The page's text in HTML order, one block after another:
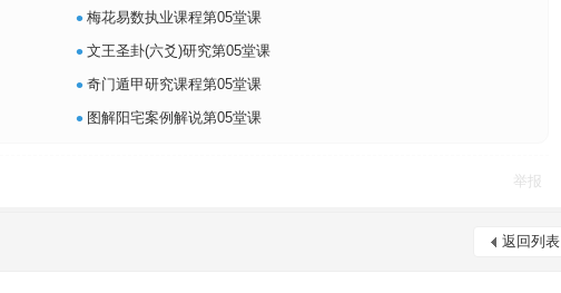
• 梅花易数执业课程第05堂课
• 文王圣卦(六爻)研究第05堂课
• 奇门遁甲研究课程第05堂课
• 图解阳宅案例解说第05堂课
举报
返回列表